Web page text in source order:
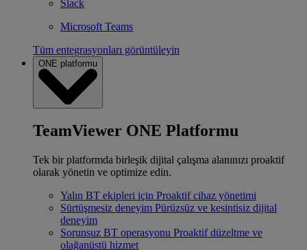
Slack
Microsoft Teams
Tüm entegrasyonları görüntüleyin
ONE platformu
TeamViewer ONE Platformu
Tek bir platformda birleşik dijital çalışma alanınızı proaktif
olarak yönetin ve optimize edin.
Yalın BT ekipleri için Proaktif cihaz yönetimi
Sürtüşmesiz deneyim Pürüzsüz ve kesintisiz dijital
deneyim
Sorunsuz BT operasyonu Proaktif düzeltme ve
olağanüstü hizmet